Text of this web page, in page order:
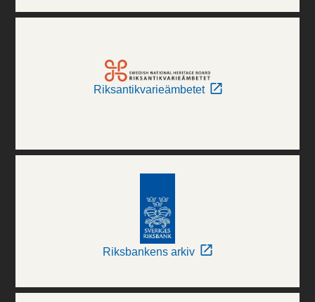
Riksantikvarieämbetet
Riksbankens arkiv